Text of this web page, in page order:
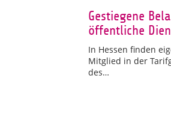
Gestiegene
öffentliche
In Hessen finden
Mitglied in der
des…